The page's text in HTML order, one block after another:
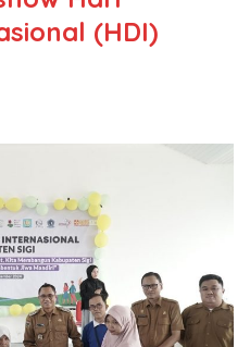
(HDI)